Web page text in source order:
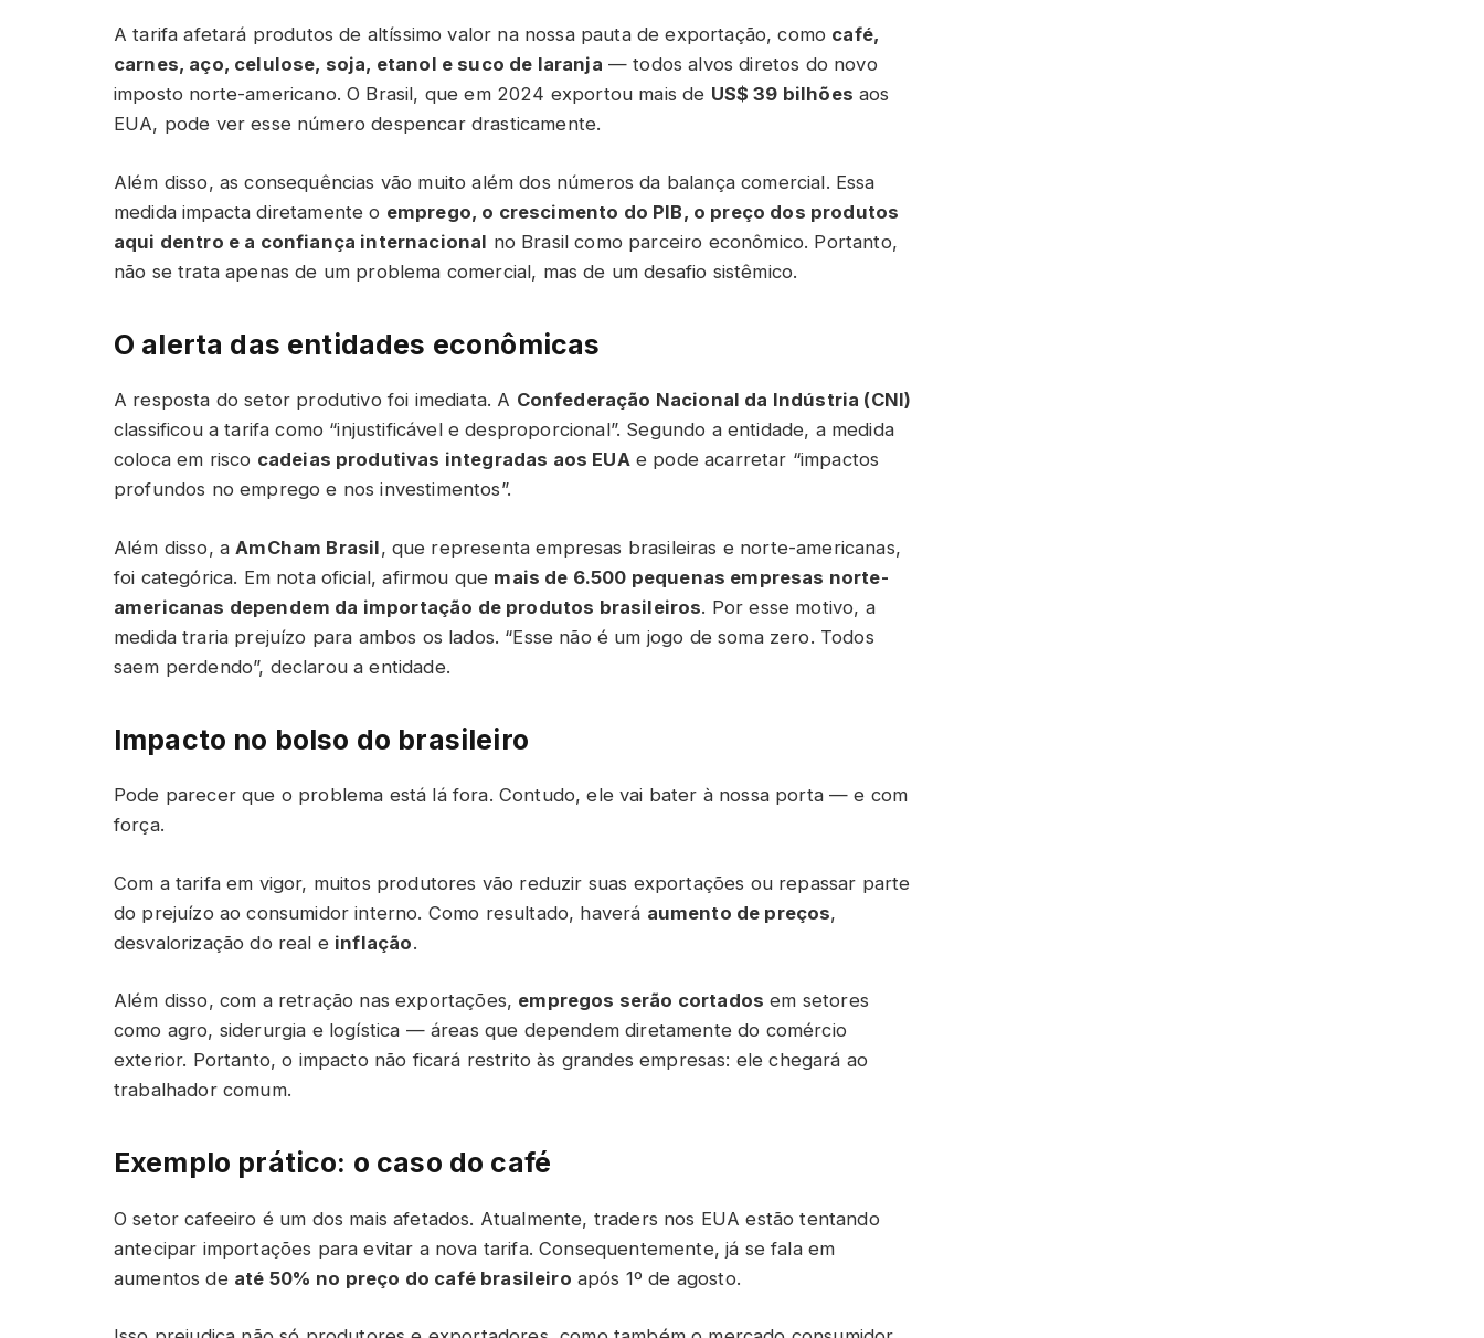
A tarifa afetará produtos de altíssimo valor na nossa pauta de exportação, como café,
carnes, aço, celulose, soja, etanol e suco de laranja — todos alvos diretos do novo
imposto norte-americano. O Brasil, que em 2024 exportou mais de US$ 39 bilhões aos
EUA, pode ver esse número despencar drasticamente.
Além disso, as consequências vão muito além dos números da balança comercial. Essa
medida impacta diretamente o emprego, o crescimento do PIB, o preço dos produtos
aqui dentro e a confiança internacional no Brasil como parceiro econômico. Portanto,
não se trata apenas de um problema comercial, mas de um desafio sistêmico.
O alerta das entidades econômicas
A resposta do setor produtivo foi imediata. A Confederação Nacional da Indústria (CNI)
classificou a tarifa como “injustificável e desproporcional”. Segundo a entidade, a medida
coloca em risco cadeias produtivas integradas aos EUAe pode acarretar “impactos
profundos no emprego e nos investimentos”.
Além disso, a AmCham Brasil, que representa empresas brasileiras e norte-americanas,
foi categórica. Em nota oficial, afirmou que mais de 6.500 pequenas empresas norte-
americanas dependem da importação de produtos brasileiros. Por esse motivo, a
medida traria prejuízo para ambos os lados. “Esse não é um jogo de soma zero. Todos
saem perdendo”, declarou a entidade.
Impacto no bolso do brasileiro
Pode parecer que o problema está lá fora. Contudo, ele vai bater à nossa porta — e com
força.
Com a tarifa em vigor, muitos produtores vão reduzir suas exportações ou repassar parte
do prejuízo ao consumidor interno. Como resultado, haverá aumento de preços,
desvalorização do real e inflação.
Além disso, com a retração nas exportações, empregos serão cortados em setores
como agro, siderurgia e logística — áreas que dependem diretamente do comércio
exterior. Portanto, o impacto não ficará restrito às grandes empresas: ele chegará ao
trabalhador comum.
Exemplo prático: o caso do café
O setor cafeeiro é um dos mais afetados. Atualmente, traders nos EUA estão tentando
antecipar importações para evitar a nova tarifa. Consequentemente, já se fala em
aumentos de até 50% no preço do café brasileiro após 1º de agosto.